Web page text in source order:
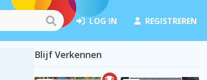
LOG IN REGISTREREN
Blijf Verkennen